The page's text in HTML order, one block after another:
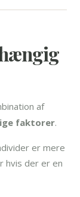
af
faktorer.
er mere
hvis der er en